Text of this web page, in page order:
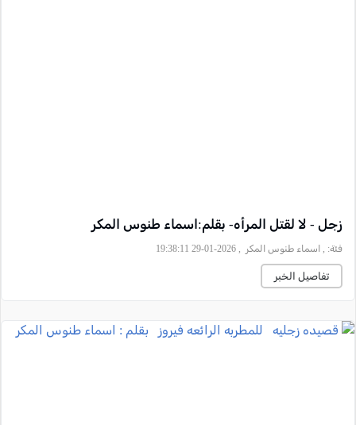
زجل - لا لقتل المرأه- بقلم:اسماء طنوس المكر
فئة: , اسماء طنوس المكر , 2026-01-29 19:38:11
تفاصيل الخبر